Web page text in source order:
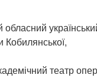
Кобилянської,
театр